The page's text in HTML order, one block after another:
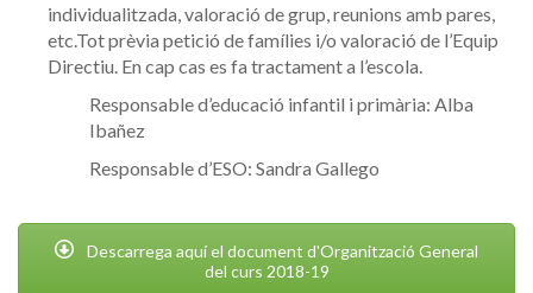
individualitzada, valoració de grup, reunions amb pares,
etc.Tot prèvia petició de famílies i/o valoració de l’Equip
Directiu. En cap cas es fa tractament a l’escola.
Responsable d’educació infantil i primària: Alba
Ibañez
Responsable d’ESO: Sandra Gallego
Descarrega aquí el document d'Organització General
del curs 2018-19